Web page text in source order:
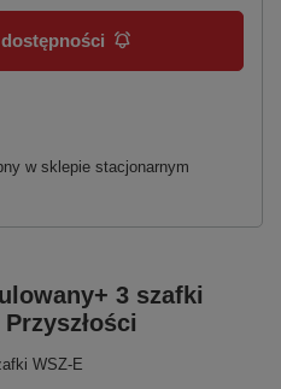
w sklepie stacjonarnym
3 szafki
WSZ-E